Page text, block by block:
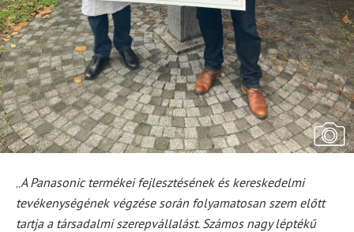
„A Panasonic termékei fejlesztésének és kereskedelmi
tevékenységének végzése során folyamatosan szem előtt
tartja a társadalmi szerepvállalást. Számos nagy léptékű